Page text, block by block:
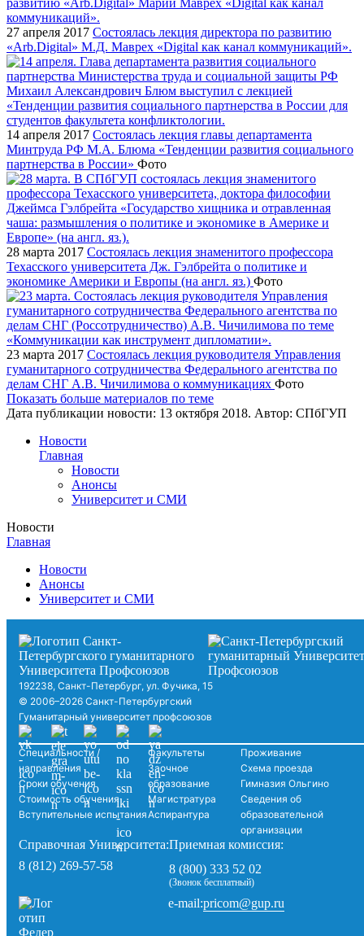
27 апреля 2017 Состоялась лекция директора по развитию
«Arb.Digital» М.Д. Маврех «Digital как канал коммуникаций».
14 апреля 2017 Состоялась лекция главы департамента
Минтруда РФ М.А. Блюма «Тенденции развития социального
партнерства в России» Фото
28 марта 2017 Состоялась лекция знаменитого профессора
Техасского университета Дж. Гэлбрейта о политике и
экономике Америки и Европы (на англ. яз.) Фото
23 марта 2017 Состоялась лекция руководителя Управления
гуманитарного сотрудничества Федерального агентства по
делам СНГ А.В. Чичилимова о коммуникациях Фото
Показать больше материалов по теме
Дата публикации новости: 13 октября 2018. Автор: СПбГУП
Новости
Главная
Новости
Анонсы
Университет и СМИ
Новости
Главная
Новости
Анонсы
Университет и СМИ
192238, Санкт-Петербург, ул. Фучика, 15
© 2006–2026 Санкт-Петербургский
Гуманитарный университет профсоюзов
Специальности /
направления
Сроки обучения
Стоимость обучения
Вступительные испытания
Факультеты
Заочное
образование
Магистратура
Аспирантура
Проживание
Схема проезда
Гимназия Ольгино
Сведения об
образовательной
организации
Справочная Университета:
8 (812) 269-57-58
Приемная комиссия:
8 (800) 333 52 02
(Звонок бесплатный)
e-mail:pricom@gup.ru